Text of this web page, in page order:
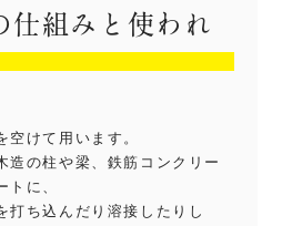
仕組みと使われ
空けて用います。
造の柱や梁、鉄筋コンクリー
トに、
打ち込んだり溶接したりし